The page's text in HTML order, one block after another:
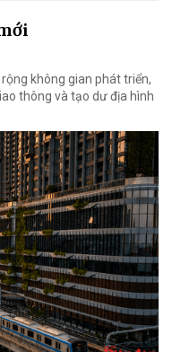
không gian phát triển,
thông và tạo dư địa hình